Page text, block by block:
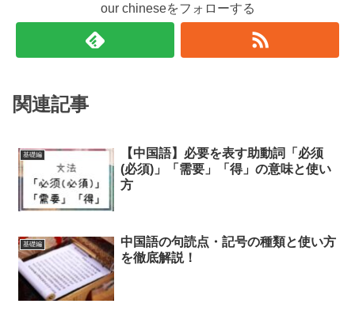
our chineseをフォローする
関連記事
基礎編
【中国語】必要を表す助動詞「必须
(必須)」「需要」「得」の意味と使い
方
基礎編
中国語の句読点・記号の種類と使い方
を徹底解説！